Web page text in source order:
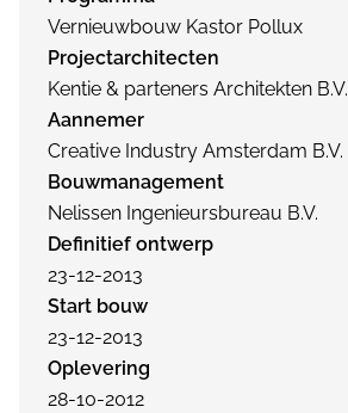
Vernieuwbouw Kastor Pollux
Projectarchitecten
Kentie & parteners Architekten B.V.
Aannemer
Creative Industry Amsterdam B.V.
Bouwmanagement
Nelissen Ingenieursbureau B.V.
Definitief ontwerp
23-12-2013
Start bouw
23-12-2013
Oplevering
28-10-2012